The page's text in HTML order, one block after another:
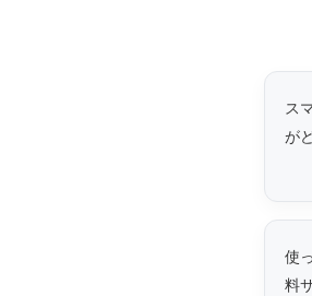
ス
が
使
料